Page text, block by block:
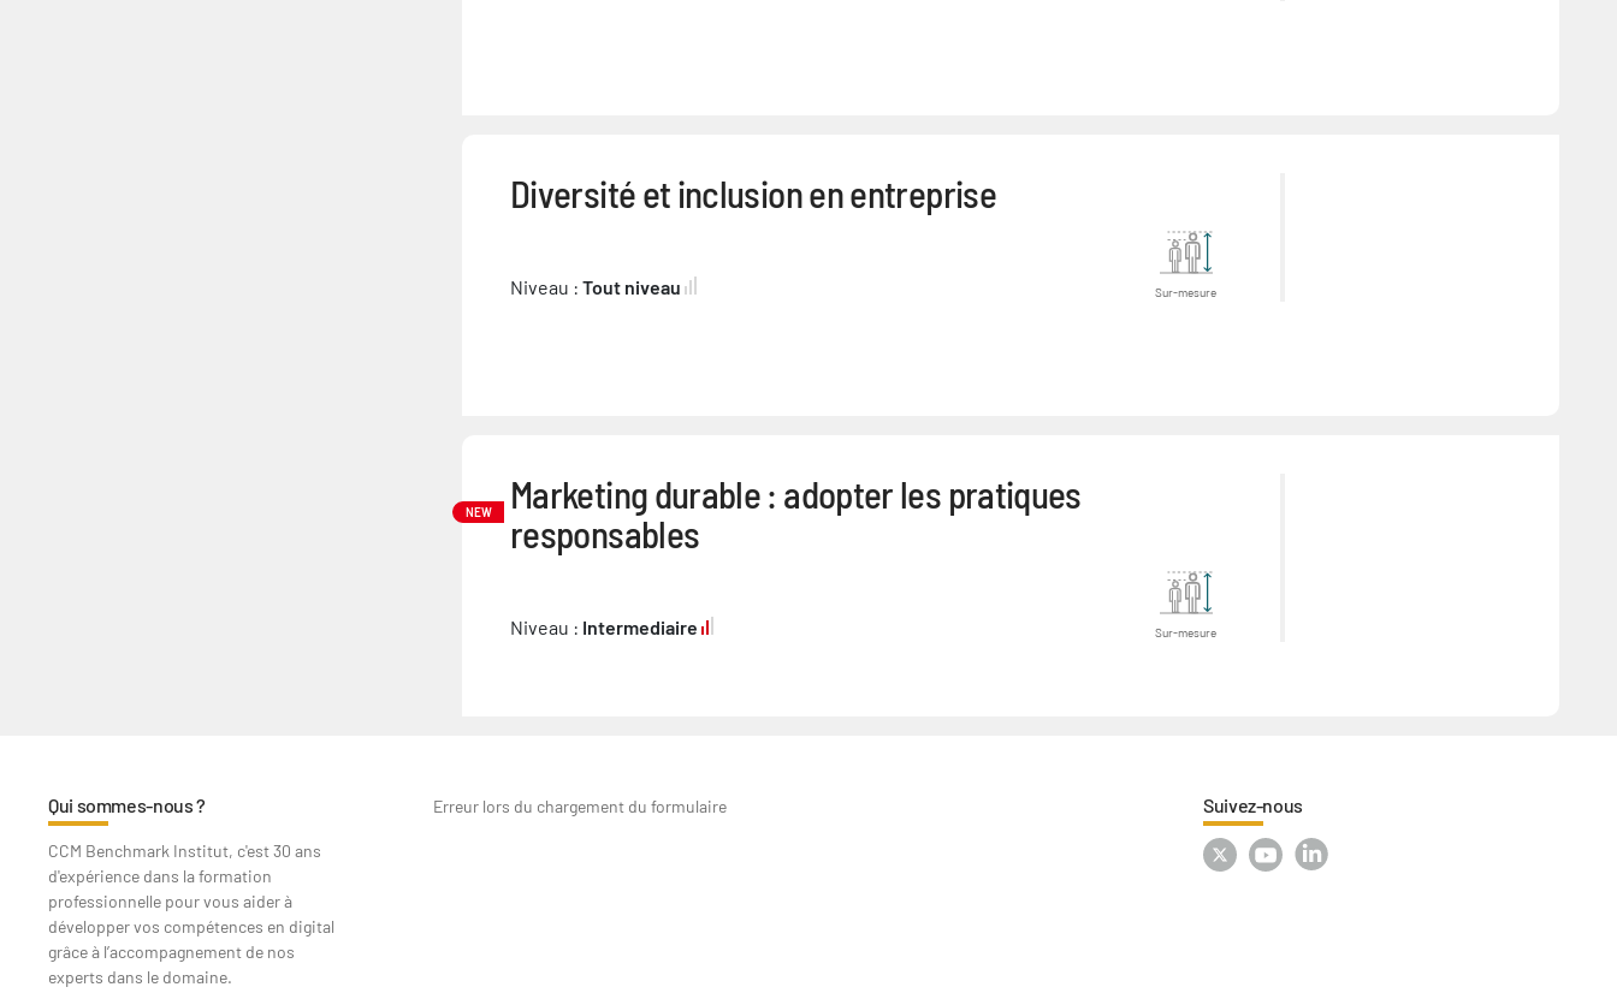
Diversité et inclusion en entreprise
Niveau : Tout niveau Sur-mesure
NEW
Marketing durable : adopter les pratiques
responsables
Niveau : Intermediaire Sur-mesure
Qui sommes-nous ?
CCM Benchmark Institut, c'est 30 ans
d'expérience dans la formation
professionnelle pour vous aider à
développer vos compétences en digital
grâce à l’accompagnement de nos
experts dans le domaine.
Erreur lors du chargement du formulaire Suivez-nous